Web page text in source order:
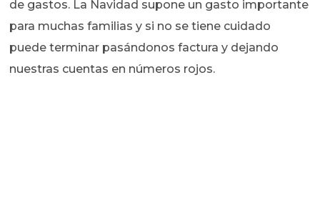
de gastos. La Navidad supone un gasto importante
para muchas familias y si no se tiene cuidado
puede terminar pasándonos factura y dejando
nuestras cuentas en números rojos.